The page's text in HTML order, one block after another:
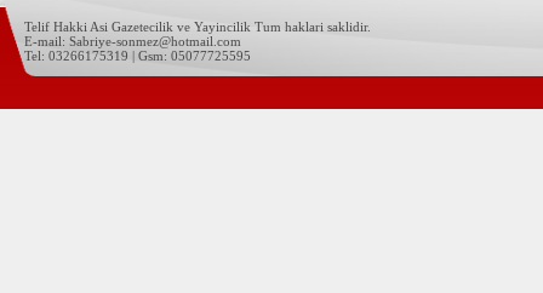
Telif Hakki Asi Gazetecilik ve Yayincilik Tum haklari saklidir.
E-mail: Sabriye-sonmez@hotmail.com
Tel: 03266175319 | Gsm: 05077725595